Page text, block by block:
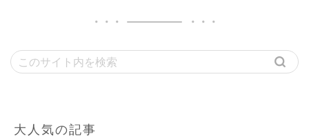
大人気の記事